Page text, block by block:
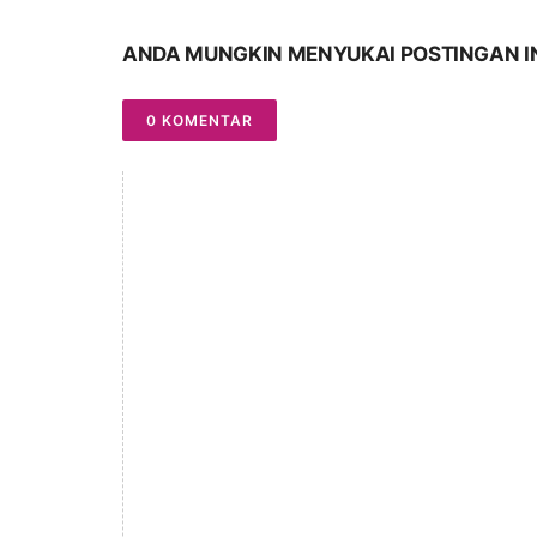
ANDA MUNGKIN MENYUKAI POSTINGAN
0 KOMENTAR